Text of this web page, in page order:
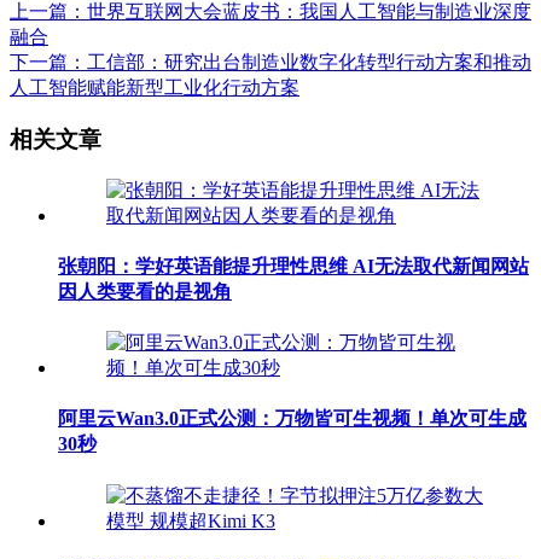
上一篇：世界互联网大会蓝皮书：我国人工智能与制造业深度
融合
下一篇：工信部：研究出台制造业数字化转型行动方案和推动
人工智能赋能新型工业化行动方案
相关文章
张朝阳：学好英语能提升理性思维 AI无法取代新闻网站
因人类要看的是视角
阿里云Wan3.0正式公测：万物皆可生视频！单次可生成
30秒